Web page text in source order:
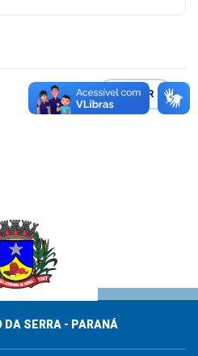
VOLTAR
DA SERRA - PARANÁ